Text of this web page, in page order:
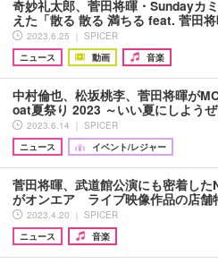
奇妙礼太郎、菅田将暉・Sundayカ
えた「散る 散る 満ちる feat. 菅田
2023.6.25 ｜ SPICER
ニュース
動画 音楽
中村倫也、松坂桃李、菅田将暉が
oat夏祭り 2023 ～いい夏にしよう
2023.6.14 ｜ SPICER
ニュース
イベント/レジャー
菅田将暉、武道館公演にも密着した
がオンエア ライブ映像作品の店舗
2023.4.20 ｜ SPICER
ニュース
音楽